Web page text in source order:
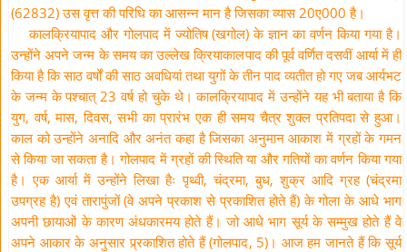
(62832) उस वृत्त की परिधि का आसन्न मान है जिसका व्यास 20ए000 है।
कालक्रियापाद और गोलपाद में ज्योतिष (खगोल) के ज्ञान का वर्णन किया गया है।
उन्होंने अपने जन्म के समय का उल्लेख क्रियाकालपाद की पूर्व वर्णित दसवीं आर्या में ही
किया है कि साठ वर्षों की साठ अवधियां तथा युगों के तीन पाद व्यतीत हो गए जब आर्यभट
के जन्म के पश्चात् 23 वर्ष हो चुके थे। कालक्रियापाद में उन्होंने यह भी बताया है कि
युग, वर्ष, मास, दिवस, सभी का प्रारंभ एक ही समय चैत्र शुक्ल प्रतिपदा से हुआ।
काल को उन्होंने अनादि और अनंत कहा है जिसका अनुमान आकाश में ग्रहों के गमन
से किया जा सकता है। गोलपाद में ग्रहों की स्थिति या और गतियों का वर्णन किया गया
है। एक आर्या में उन्होंने लिखा हैः पृथ्वी, चंद्रमा, बुध, शुक्र आदि ग्रह (चंद्रमा
उपग्रह है) एवं तारापुंजों (वे अपने प्रकाश से प्रकाशित होते हैं) के गोला के आधे भाग
अपनी छायाओं के कारण अंधकारमय होते हैं। जो आधे भाग सूर्य के सम्मुख होते हैं वे
अपने आकार के अनुसार प्र्रकाशित होते हैं (गोलपाद, 5)। आज हम जानते हैं कि सूर्य